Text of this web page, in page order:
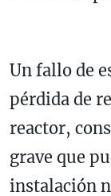
Un fallo de
pérdida de
reactor,
grave que
instalación